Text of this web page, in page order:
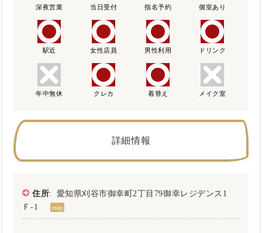
深夜営業 当日受付 指名予約 個室あり
駅近 女性店員 男性利用 ドリンク
年中無休 クレカ 着替え メイク室
詳細情報
住所: 愛知県刈谷市御幸町2丁目79御幸レジデンス1
Ｆ‐1
map